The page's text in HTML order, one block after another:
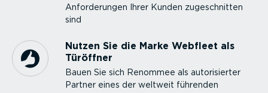
Anfor­de­rungen Ihrer Kunden zugeschnitten
sind
Nutzen Sie die Marke Webfleet als
Türöffner
Bauen Sie sich Renommee als autori­sierter
Partner eines der weltweit führenden